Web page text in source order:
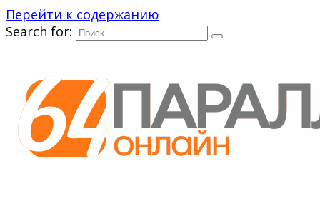
Перейти к содержанию
Search for: